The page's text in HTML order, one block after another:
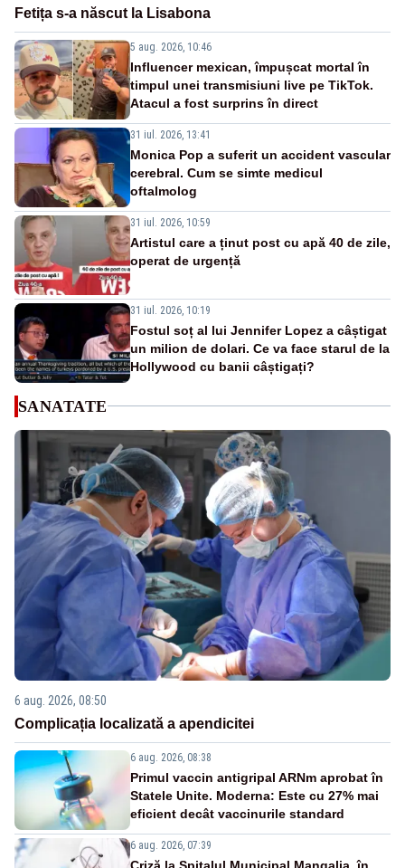
Fetița s-a născut la Lisabona
5 aug. 2026, 10:46
Influencer mexican, împușcat mortal în
timpul unei transmisiuni live pe TikTok.
Atacul a fost surprins în direct
31 iul. 2026, 13:41
Monica Pop a suferit un accident vascular
cerebral. Cum se simte medicul
oftalmolog
31 iul. 2026, 10:59
Artistul care a ținut post cu apă 40 de zile,
operat de urgență
31 iul. 2026, 10:19
Fostul soț al lui Jennifer Lopez a câștigat
un milion de dolari. Ce va face starul de la
Hollywood cu banii câștigați?
SANATATE
6 aug. 2026, 08:50
Complicația localizată a apendicitei
6 aug. 2026, 08:38
Primul vaccin antigripal ARNm aprobat în
Statele Unite. Moderna: Este cu 27% mai
eficient decât vaccinurile standard
6 aug. 2026, 07:39